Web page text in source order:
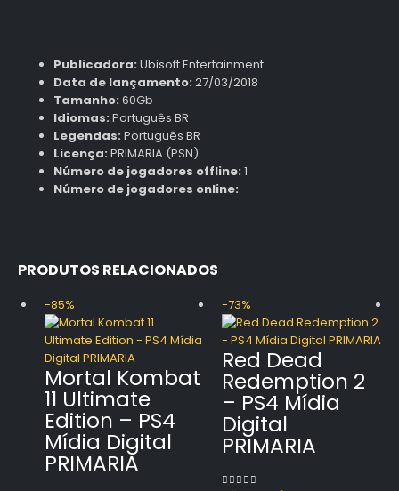
Publicadora: Ubisoft Entertainment
Data de lançamento: 27/03/2018
Tamanho: 60Gb
Idiomas: Português BR
Legendas: Português BR
Licença: PRIMARIA (PSN)
Número de jogadores offline: 1
Número de jogadores online: –
PRODUTOS RELACIONADOS
-85%
Mortal Kombat
11 Ultimate
Edition – PS4
Mídia Digital
PRIMARIA
-73%
Red Dead
Redemption 2
– PS4 Mídia
Digital
PRIMARIA